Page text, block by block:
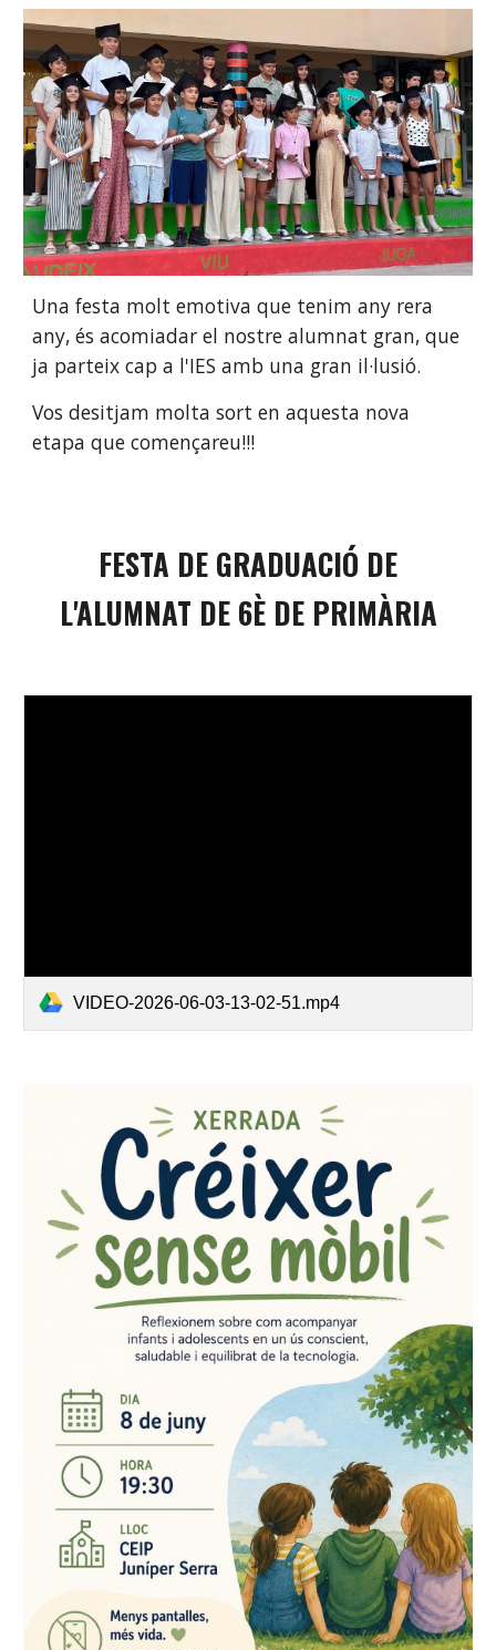
Una festa molt emotiva que tenim any rera
any, és acomiadar el nostre alumnat gran, que
ja parteix cap a l'IES amb una gran il·lusió.
Vos desitjam molta sort en aquesta nova
etapa que començareu!!!
FESTA DE GRADUACIÓ DE
L'ALUMNAT DE 6È DE PRIMÀRIA
VIDEO-2026-06-03-13-02-51.mp4